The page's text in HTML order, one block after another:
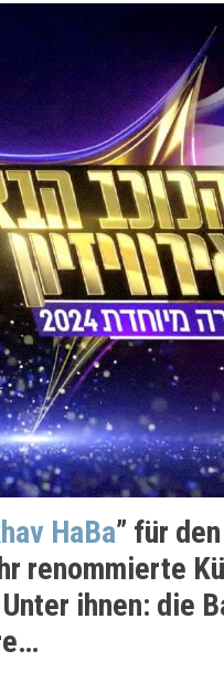
HaBa” für den
renommierte
ihnen: die